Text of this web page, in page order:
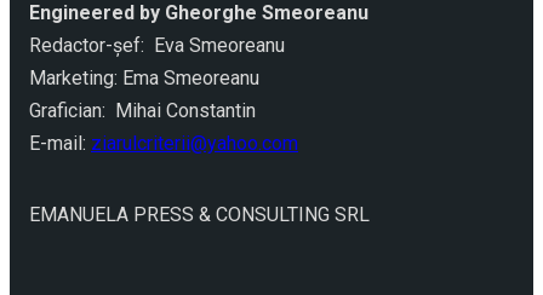
Engineered by Gheorghe Smeoreanu
Redactor-şef: Eva Smeoreanu
Marketing: Ema Smeoreanu
Grafician: Mihai Constantin
E-mail: ziarulcriterii@yahoo.com
EMANUELA PRESS & CONSULTING SRL